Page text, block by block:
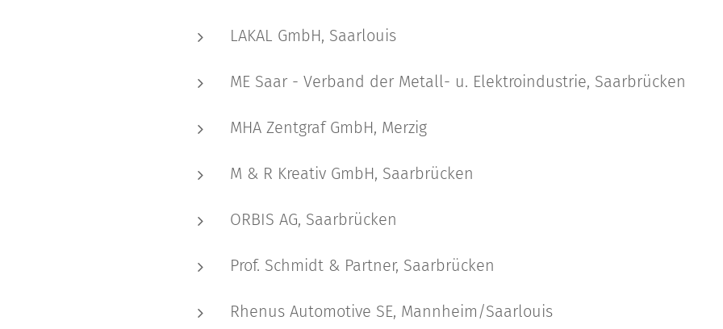
LAKAL GmbH, Saarlouis
ME Saar - Verband der Metall- u. Elektroindustrie, Saarbrücken
MHA Zentgraf GmbH, Merzig
M & R Kreativ GmbH, Saarbrücken
ORBIS AG, Saarbrücken
Prof. Schmidt & Partner, Saarbrücken
Rhenus Automotive SE, Mannheim/Saarlouis